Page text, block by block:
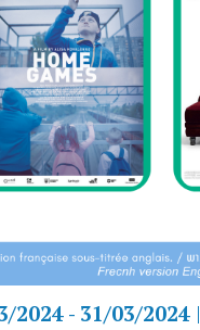
2024 - 31/03/2024|